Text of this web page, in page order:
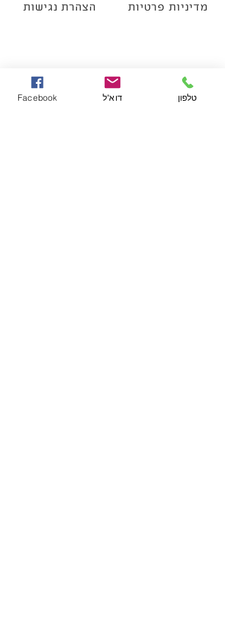
הצהרת נגישות מדיניות פרטיות
Facebook דוא"ל טלפון